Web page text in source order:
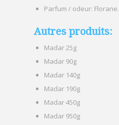
Parfum / odeur: Florane.
Autres produits:
Madar 25g
Madar 90g
Madar 140g
Madar 190g
Madar 450g
Madar 950g